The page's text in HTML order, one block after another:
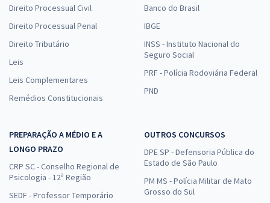
Direito Processual Civil
Direito Processual Penal
Direito Tributário
Leis
Leis Complementares
Remédios Constitucionais
Banco do Brasil
IBGE
INSS - Instituto Nacional do
Seguro Social
PRF - Polícia Rodoviária Federal
PND
PREPARAÇÃO A MÉDIO E A
LONGO PRAZO
CRP SC - Conselho Regional de
Psicologia - 12ª Região
SEDF - Professor Temporário
OUTROS CONCURSOS
DPE SP - Defensoria Pública do
Estado de São Paulo
PM MS - Polícia Militar de Mato
Grosso do Sul